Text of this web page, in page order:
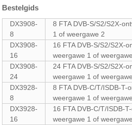
Bestelgids
DX3908-
8
8 FTA DVB-S/S2/S2X-
1 of weergawe 2
DX3908-
16
16 FTA DVB-S/S2/S2X-
weergawe 1 of
DX3908-
24
24 FTA DVB-S/S2/S2X-
weergawe 1 of
DX3928-
8
8 FTA DVB-C/T/ISDB-T-
weergawe 1 of
DX3928-
16
16 FTA DVB-C/T/ISDB-
weergawe 1 of